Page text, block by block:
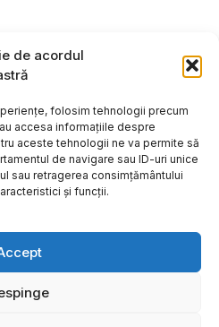
de acordul
folosim tehnologii precum
accesa informațiile despre
aceste tehnologii ne va permite să
de navigare sau ID-uri unice
sau retragerea consimțământului
și funcții.
©2026